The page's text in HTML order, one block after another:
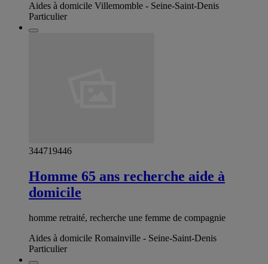
Aides à domicile Villemomble - Seine-Saint-Denis
Particulier
344719446
Homme 65 ans recherche aide à
domicile
homme retraité, recherche une femme de compagnie
Aides à domicile Romainville - Seine-Saint-Denis
Particulier